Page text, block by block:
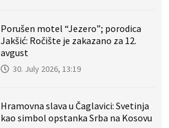
Porušen motel “Jezero”; porodica
Jakšić: Ročište je zakazano za 12.
avgust
30. July 2026, 13:19
Hramovna slava u Čaglavici: Svetinja
kao simbol opstanka Srba na Kosovu